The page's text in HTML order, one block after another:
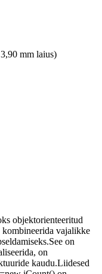
mm laius)
objektorienteeritud
kombineerida vajalikke
on
on
kaudu.Liidesed